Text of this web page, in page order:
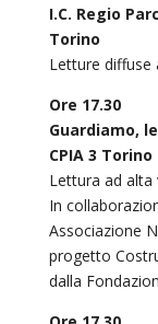
I.C. Regio
Torino
Letture diffuse
Ore 17.30
Guardiamo,
CPIA 3
Lettura ad alta
In
Associazione
progetto
dalla